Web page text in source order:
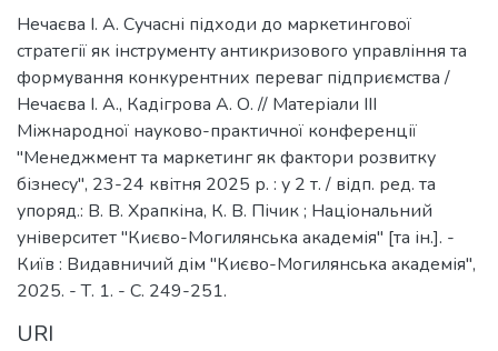
Нечаєва І. А. Сучасні підходи до маркетингової
стратегії як інструменту антикризового управління та
формування конкурентних переваг підприємства /
Нечаєва І. А., Кадігрова А. О. // Матеріали ІІІ
Міжнародної науково-практичної конференції
"Менеджмент та маркетинг як фактори розвитку
бізнесу", 23-24 квітня 2025 р. : у 2 т. / відп. ред. та
упоряд.: В. В. Храпкіна, К. В. Пічик ; Національний
університет "Києво-Могилянська академія" [та ін.]. -
Київ : Видавничий дім "Києво-Могилянська академія",
2025. - Т. 1. - С. 249-251.
URI